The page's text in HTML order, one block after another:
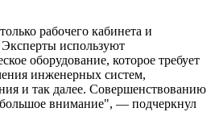
рабочего кабинета и
используют
оборудование, которое требует
инженерных систем,
и так далее. Совершенствованию
внимание", — подчеркнул